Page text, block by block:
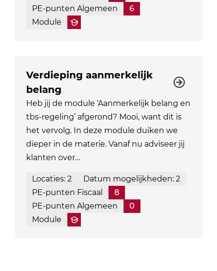
PE-punten Algemeen
6
Module
Verdieping aanmerkelijk
belang
Heb jij de module ‘Aanmerkelijk belang en
tbs-regeling’ afgerond? Mooi, want dit is
het vervolg. In deze module duiken we
dieper in de materie. Vanaf nu adviseer jij
klanten over…
Locaties: 2
Datum mogelijkheden: 2
PE-punten Fiscaal
8
PE-punten Algemeen
0
Module